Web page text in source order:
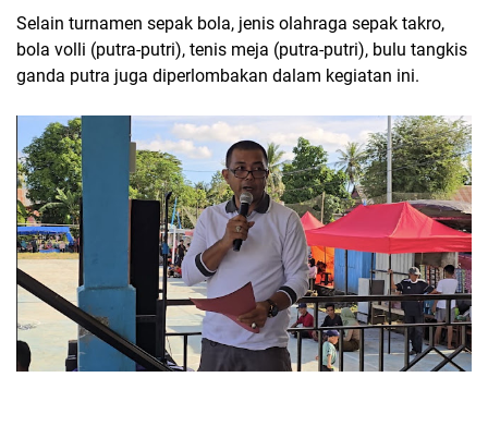
Selain turnamen sepak bola, jenis olahraga sepak takro,
bola volli (putra-putri), tenis meja (putra-putri), bulu tangkis
ganda putra juga diperlombakan dalam kegiatan ini.